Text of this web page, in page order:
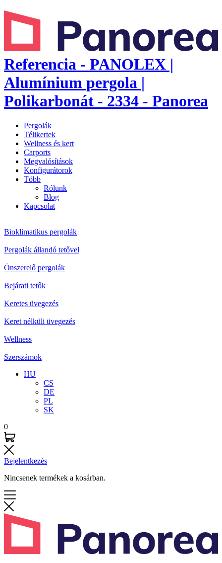
Referencia - PANOLEX |
Alumínium pergola |
Polikarbonát - 2334 - Panorea
Pergolák
Télikertek
Wellness és kert
Carports
Megvalósítások
Konfigurátorok
Több
Rólunk
Blog
Kapcsolat
Bioklimatikus pergolák
Pergolák állandó tetővel
Önszerelő pergolák
Bejárati tetők
Keretes üvegezés
Keret nélküli üvegezés
Wellness
Szerszámok
HU
CS
DE
PL
SK
0
Bejelentkezés
Nincsenek termékek a kosárban.